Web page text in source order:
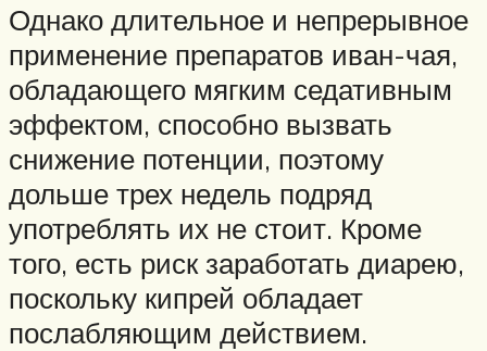
Однако длительное и непрерывное
применение препаратов иван-чая,
обладающего мягким седативным
эффектом, способно вызвать
снижение потенции, поэтому
дольше трех недель подряд
употреблять их не стоит. Кроме
того, есть риск заработать диарею,
поскольку кипрей обладает
послабляющим действием.